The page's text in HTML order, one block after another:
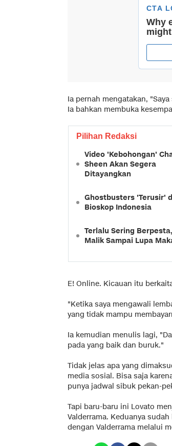
Ia pernah mengatakan,
Ia bahkan membuka
Pilihan Redaksi
Video 'Kebohongan'
Sheen Akan Segera
Ditayangkan
Ghostbusters 'Terusir'
Bioskop Indonesia
Terlalu Sering
Malik Sampai Lupa
E! Online. Kicauan itu
"Ketika saya mengawali
yang tidak mampu
Ia kemudian menulis lagi,
pada yang baik dan buruk."
Tidak jelas apa yang
media sosial. Bisa saja
punya jadwal sibuk pekan-
Tapi baru-baru ini Lovato
Valderrama. Keduanya
dengan Valderrama melalui